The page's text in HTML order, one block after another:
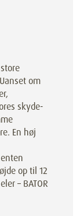
om
skyde-
En høj
op til 12
– BATOR